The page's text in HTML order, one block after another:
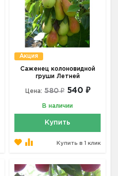
Акция
Саженец колоновидной
груши Летней
Цена: 580 ₽ 540 ₽
В наличии
Купить
Купить в 1 клик